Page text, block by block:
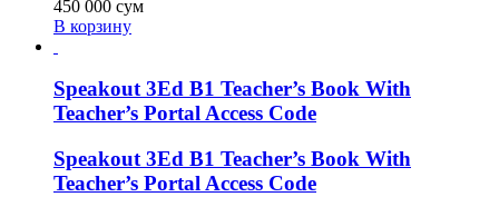
450 000 сум
В корзину
Speakout 3Ed B1 Teacher’s Book With
Teacher’s Portal Access Code
Speakout 3Ed B1 Teacher’s Book With
Teacher’s Portal Access Code